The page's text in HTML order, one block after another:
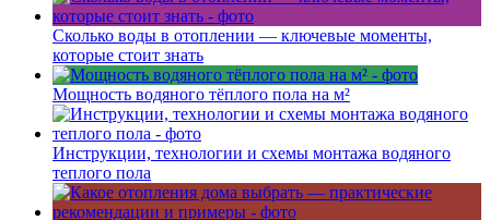
Сколько воды в отоплении — ключевые моменты,
которые стоит знать
Мощность водяного тёплого пола на м²
Инструкции, технологии и схемы монтажа водяного
теплого пола